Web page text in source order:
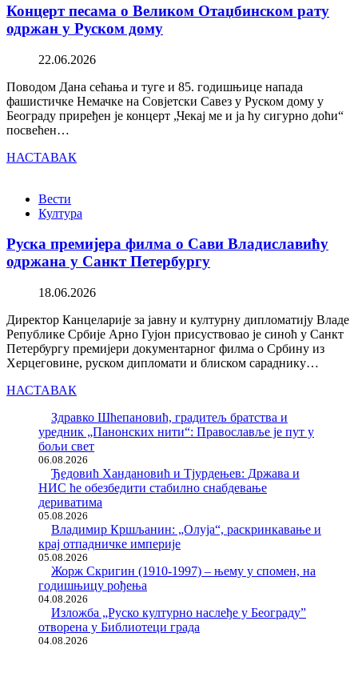
Концерт песама о Великом Отаџбинском рату
одржан у Руском дому
22.06.2026
Поводом Дана сећања и туге и 85. годишњице напада
фашистичке Немачке на Совјетски Савез у Руском дому у
Београду приређен је концерт „Чекај ме и ја ћу сигурно доћи“
посвећен…
НАСТАВАК
Вести
Култура
Руска премијера филма о Сави Владиславићу
одржана у Санкт Петербургу
18.06.2026
Директор Канцеларије за јавну и културну дипломатију Владе
Републике Србије Арно Гујон присуствовао је синоћ у Санкт
Петербургу премијери документарног филма о Србину из
Херцеговине, руском дипломати и блиском сараднику…
НАСТАВАК
Здравко Шћепановић, градитељ братства и
уредник „Панонских нити“: Православље је пут у
бољи свет
06.08.2026
Ђедовић Хандановић и Тјурдењев: Држава и
НИС ће обезбедити стабилно снабдевање
дериватима
05.08.2026
Владимир Кршљанин: „Олуја“, раскринкавање и
крај отпадничке империје
05.08.2026
Жорж Скригин (1910-1997) – њему у спомен, на
годишњицу рођења
04.08.2026
Изложба „Руско културно наслеђе у Београду”
отворена у Библиотеци града
04.08.2026